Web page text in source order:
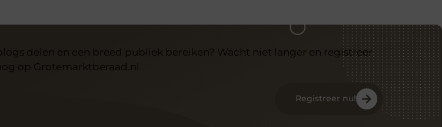
delen en een breed publiek bereiken? Wacht niet langer en registreer
op Grotemarktberaad.nl
Registreer nu!